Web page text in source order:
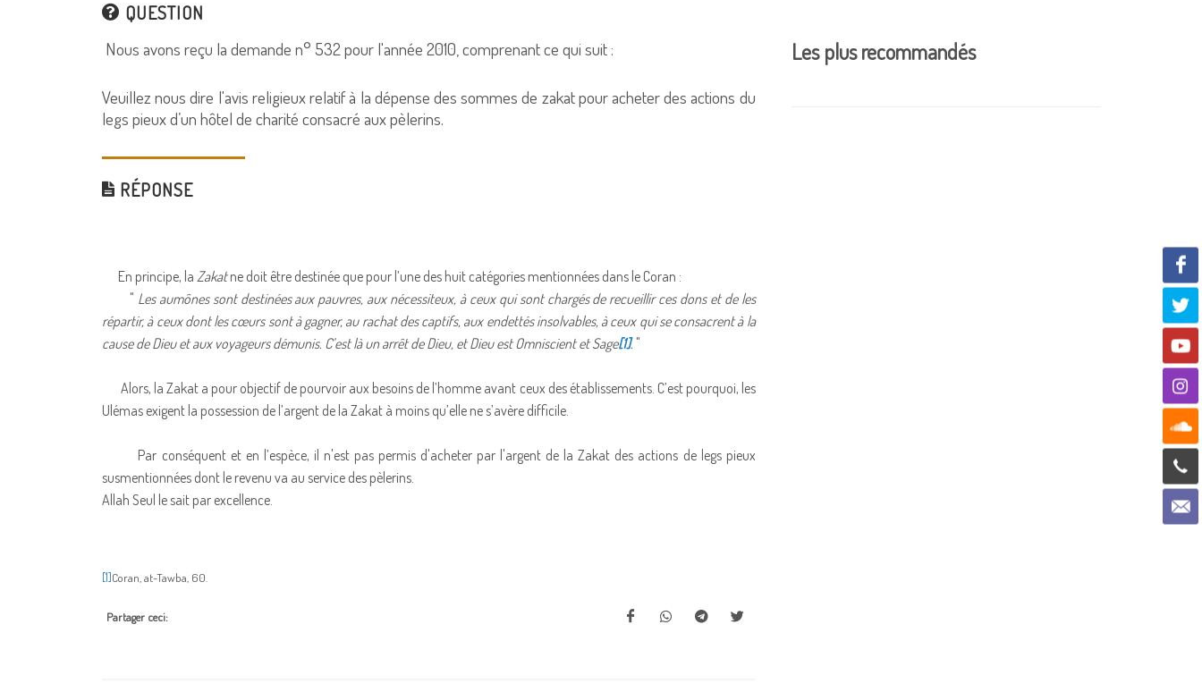
QUESTION
Nous avons reçu la demande n° 532 pour l'année 2010, comprenant ce qui suit :
Veuillez nous dire l'avis religieux relatif à la dépense des sommes de zakat pour acheter des actions du
legs pieux d’un hôtel de charité consacré aux pèlerins.
RÉPONSE
En principe, la Zakatne doit être destinée que pour l’une des huit catégories mentionnées dans le Coran :
" Les aumônes sont destinées aux pauvres, aux nécessiteux, à ceux qui sont chargés de recueillir ces dons et de les
répartir, à ceux dont les cœurs sont à gagner, au rachat des captifs, aux endettés insolvables, à ceux qui se consacrent à la
cause de Dieu et aux voyageurs démunis. C’est là un arrêt de Dieu, et Dieu est Omniscient et Sage[1]. "
Alors, la Zakat a pour objectif de pourvoir aux besoins de l’homme avant ceux des établissements. C’est pourquoi, les
Ulémas exigent la possession de l’argent de la Zakat à moins qu’elle ne s’avère difficile.
Par conséquent et en l’espèce, il n'est pas permis d'acheter par l'argent de la Zakat des actions de legs pieux
susmentionnées dont le revenu va au service des pèlerins.
Allah Seul le sait par excellence.
[1]Coran, at-Tawba, 60.
Partager ceci:
Les plus recommandés